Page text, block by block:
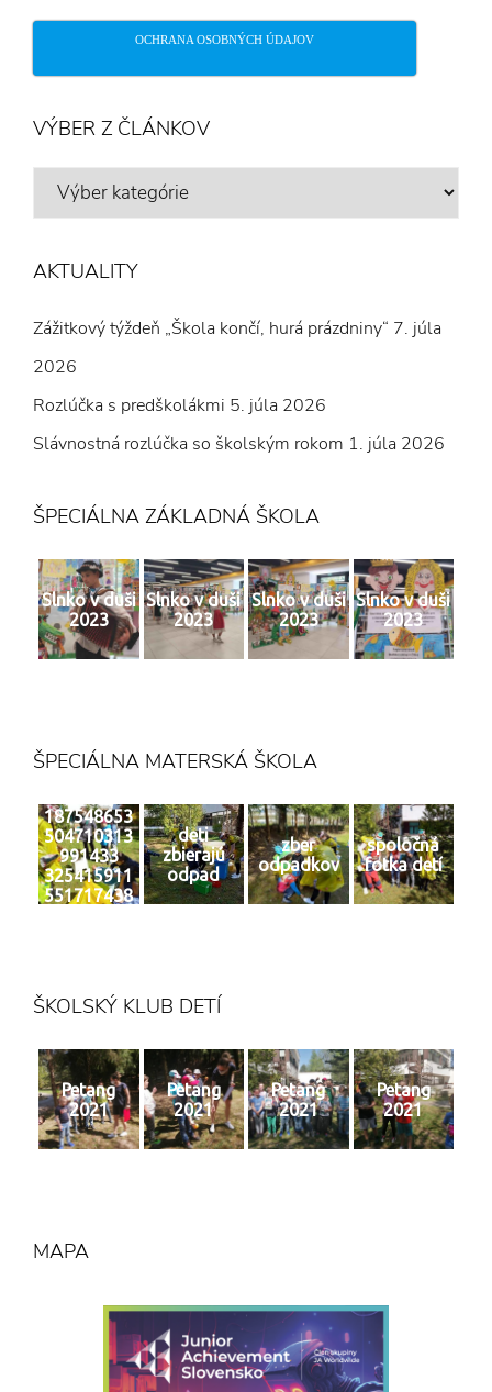
OCHRANA OSOBNÝCH ÚDAJOV
VÝBER Z ČLÁNKOV
VÝBER
AKTUALITY
Zážitkový týždeň „Škola končí, hurá prázdniny“ 7. júla
2026
Rozlúčka s predškolákmi 5. júla 2026
Slávnostná rozlúčka so školským rokom 1. júla 2026
ŠPECIÁLNA ZÁKLADNÁ ŠKOLA
Slnko v duši
2023
Slnko v duši
2023
Slnko v duši
2023
Slnko v duši
2023
ŠPECIÁLNA MATERSKÁ ŠKOLA
187548653
504710313
991433
325415911
551717438
deti
zbierajú
odpad
zber
odpadkov
spoločná
fotka detí
ŠKOLSKÝ KLUB DETÍ
Petang
2021
Petang
2021
Petang
2021
Petang
2021
MAPA